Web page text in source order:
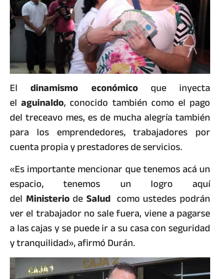
Eldinamismo económicoque inyecta
elaguinaldo, conocido también como el pago
del treceavo mes, es de mucha alegría también
para los emprendedores, trabajadores por
cuenta propia y prestadores de servicios.
«Es importante mencionar que tenemos acá un
espacio, tenemos un logro aquí
del MinisteriodeSaludcomo ustedes podrán
ver el trabajador no sale fuera, viene a pagarse
a las cajas y se puede ir a su casa con seguridad
y tranquilidad», afirmó Durán.